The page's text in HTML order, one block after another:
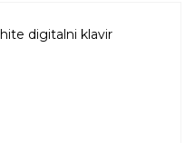
digitalni klavir